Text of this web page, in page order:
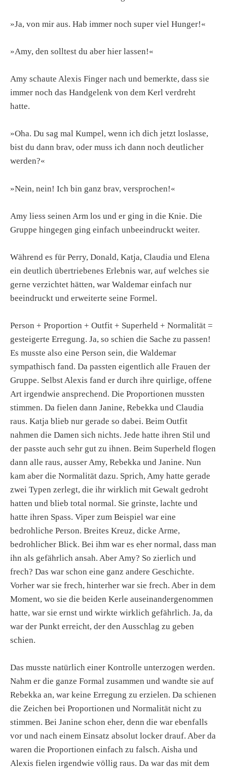
»Ja, von mir aus. Hab immer noch super viel Hunger!«
»Amy, den solltest du aber hier lassen!«
Amy schaute Alexis Finger nach und bemerkte, dass sie
immer noch das Handgelenk von dem Kerl verdreht
hatte.
»Oha. Du sag mal Kumpel, wenn ich dich jetzt loslasse,
bist du dann brav, oder muss ich dann noch deutlicher
werden?«
»Nein, nein! Ich bin ganz brav, versprochen!«
Amy liess seinen Arm los und er ging in die Knie. Die
Gruppe hingegen ging einfach unbeeindruckt weiter.
Während es für Perry, Donald, Katja, Claudia und Elena
ein deutlich übertriebenes Erlebnis war, auf welches sie
gerne verzichtet hätten, war Waldemar einfach nur
beeindruckt und erweiterte seine Formel.
Person + Proportion + Outfit + Superheld + Normalität =
gesteigerte Erregung. Ja, so schien die Sache zu passen!
Es musste also eine Person sein, die Waldemar
sympathisch fand. Da passten eigentlich alle Frauen der
Gruppe. Selbst Alexis fand er durch ihre quirlige, offene
Art irgendwie ansprechend. Die Proportionen mussten
stimmen. Da fielen dann Janine, Rebekka und Claudia
raus. Katja blieb nur gerade so dabei. Beim Outfit
nahmen die Damen sich nichts. Jede hatte ihren Stil und
der passte auch sehr gut zu ihnen. Beim Superheld flogen
dann alle raus, ausser Amy, Rebekka und Janine. Nun
kam aber die Normalität dazu. Sprich, Amy hatte gerade
zwei Typen zerlegt, die ihr wirklich mit Gewalt gedroht
hatten und blieb total normal. Sie grinste, lachte und
hatte ihren Spass. Viper zum Beispiel war eine
bedrohliche Person. Breites Kreuz, dicke Arme,
bedrohlicher Blick. Bei ihm war es eher normal, dass man
ihn als gefährlich ansah. Aber Amy? So zierlich und
frech? Das war schon eine ganz andere Geschichte.
Vorher war sie frech, hinterher war sie frech. Aber in dem
Moment, wo sie die beiden Kerle auseinandergenommen
hatte, war sie ernst und wirkte wirklich gefährlich. Ja, da
war der Punkt erreicht, der den Ausschlag zu geben
schien.
Das musste natürlich einer Kontrolle unterzogen werden.
Nahm er die ganze Formal zusammen und wandte sie auf
Rebekka an, war keine Erregung zu erzielen. Da schienen
die Zeichen bei Proportionen und Normalität nicht zu
stimmen. Bei Janine schon eher, denn die war ebenfalls
vor und nach einem Einsatz absolut locker drauf. Aber da
waren die Proportionen einfach zu falsch. Aisha und
Alexis fielen irgendwie völlig raus. Da war das mit dem